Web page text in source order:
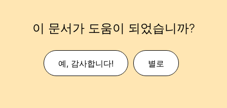
이 문서가 도움이 되었습니까?
예, 감사합니다! 별로